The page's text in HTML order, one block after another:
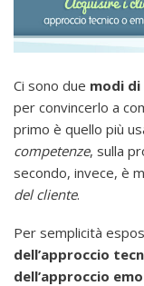
Ci sono due modi
per convincerlo a
primo è quello più
competenze, sulla
secondo, invece, è
del cliente.
Per semplicità
dell’approccio
dell’approccio